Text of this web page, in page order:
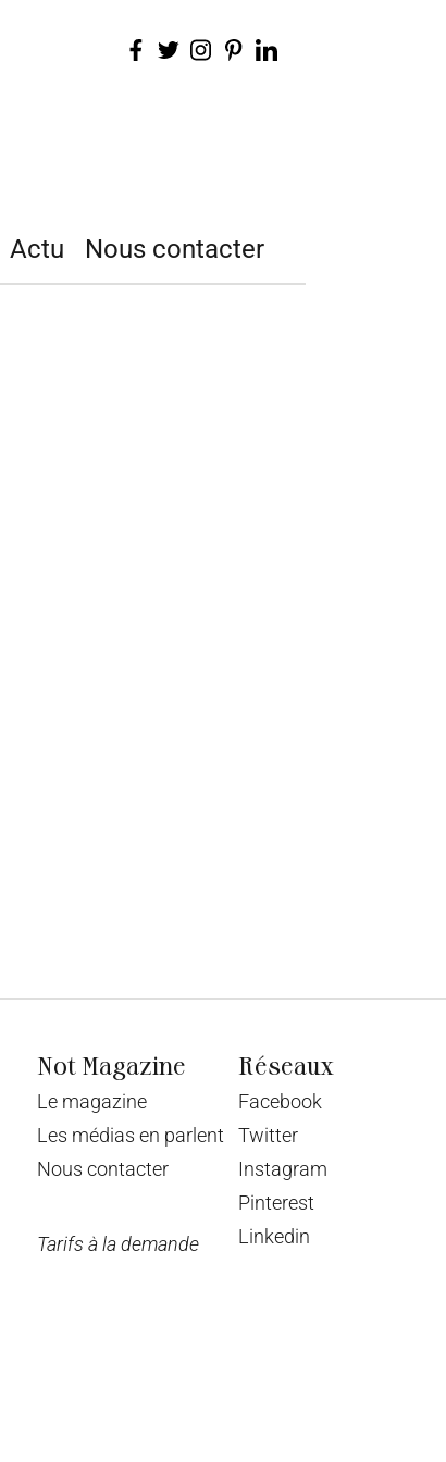
Actu Nous contacter
Not Magazine
Le magazine
Les médias en parlent
Nous contacter
Tarifs à la demande
Réseaux
Facebook
Twitter
Instagram
Pinterest
Linkedin